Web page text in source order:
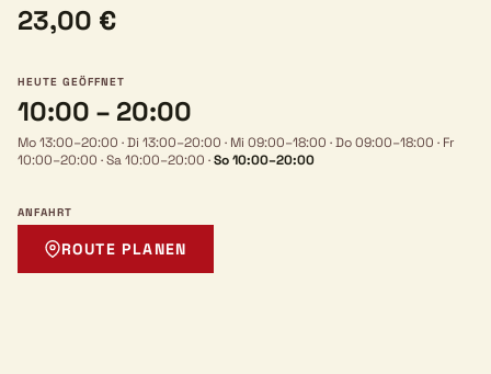
23,00 €
HEUTE GEÖFFNET
10:00 – 20:00
Mo 13:00–20:00 ·Di 13:00–20:00 · Mi 09:00–18:00 ·Do 09:00–18:00 · Fr
10:00–20:00 ·Sa 10:00–20:00 ·So 10:00–20:00
ANFAHRT
ROUTE PLANEN